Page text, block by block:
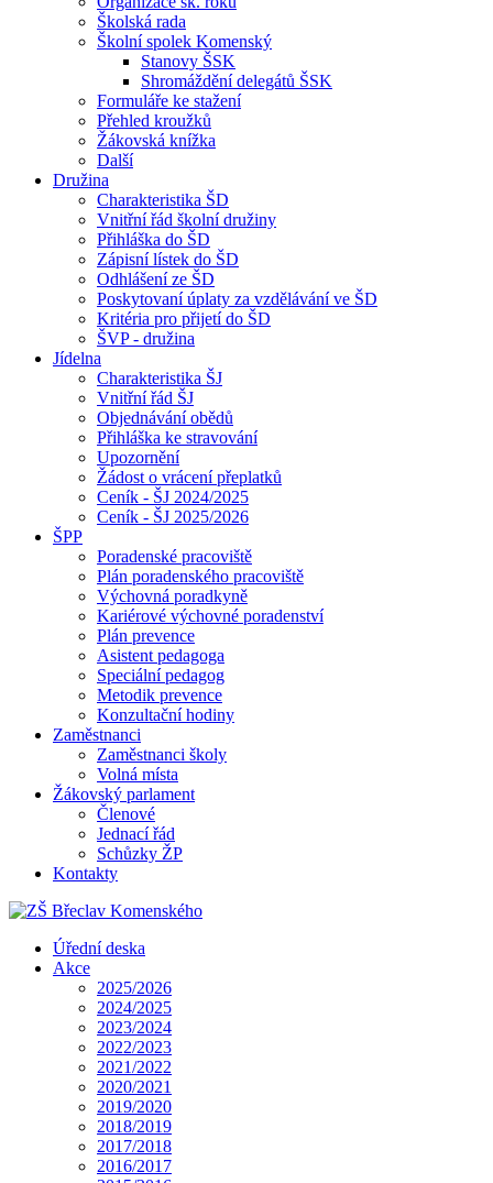
Školská rada
Školní spolek Komenský
Stanovy ŠSK
Shromáždění delegátů ŠSK
Formuláře ke stažení
Přehled kroužků
Žákovská knížka
Další
Družina
Charakteristika ŠD
Vnitřní řád školní družiny
Přihláška do ŠD
Zápisní lístek do ŠD
Odhlášení ze ŠD
Poskytovaní úplaty za vzdělávání ve ŠD
Kritéria pro přijetí do ŠD
ŠVP - družina
Jídelna
Charakteristika ŠJ
Vnitřní řád ŠJ
Objednávání obědů
Přihláška ke stravování
Upozornění
Žádost o vrácení přeplatků
Ceník - ŠJ 2024/2025
Ceník - ŠJ 2025/2026
ŠPP
Poradenské pracoviště
Plán poradenského pracoviště
Výchovná poradkyně
Kariérové výchovné poradenství
Plán prevence
Asistent pedagoga
Speciální pedagog
Metodik prevence
Konzultační hodiny
Zaměstnanci
Zaměstnanci školy
Volná místa
Žákovský parlament
Členové
Jednací řád
Schůzky ŽP
Kontakty
Úřední deska
Akce
2025/2026
2024/2025
2023/2024
2022/2023
2021/2022
2020/2021
2019/2020
2018/2019
2017/2018
2016/2017